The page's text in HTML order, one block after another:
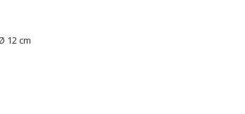
12 cm